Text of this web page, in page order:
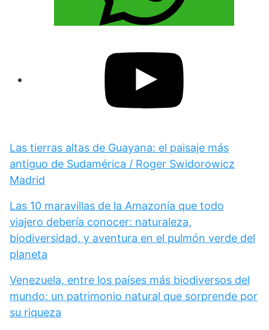
Las tierras altas de Guayana: el paisaje más
antiguo de Sudamérica / Roger Swidorowicz
Madrid
Las 10 maravillas de la Amazonía que todo
viajero debería conocer: naturaleza,
biodiversidad, y aventura en el pulmón verde del
planeta
Venezuela, entre los países más biodiversos del
mundo: un patrimonio natural que sorprende por
su riqueza